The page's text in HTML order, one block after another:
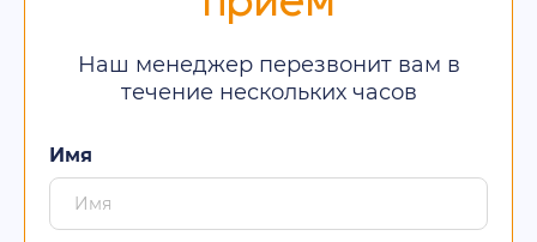
Наш менеджер перезвонит вам в
течение нескольких часов
Имя